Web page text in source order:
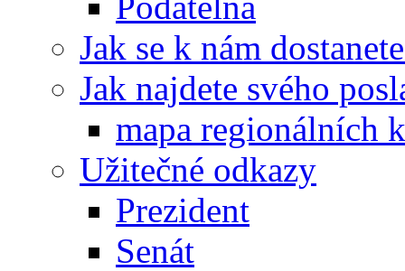
Jak se k nám
Jak najdete svého
mapa regionálních
Užitečné odkazy
Prezident
Senát